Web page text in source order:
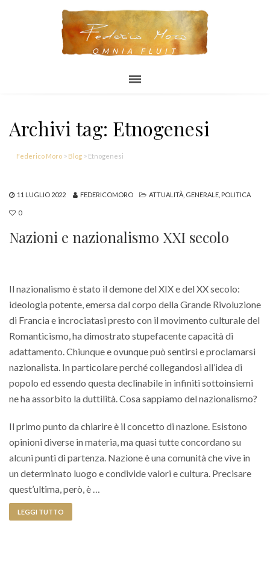
OMNIA FLUIT
Archivi tag: Etnogenesi
Federico Moro > Blog > Etnogenesi
11 LUGLIO 2022 FEDERICOMORO ATTUALITÀ GENERALE POLITICA
0
Nazioni e nazionalismo XXI secolo
Il nazionalismo è stato il demone del XIX e del XX secolo:
ideologia potente, emersa dal corpo della Grande Rivoluzione
di Francia e incrociatasi presto con il movimento culturale del
Romanticismo, ha dimostrato stupefacente capacità di
adattamento. Chiunque e ovunque può sentirsi e proclamarsi
nazionalista. In particolare perché collegandosi all’idea di
popolo ed essendo questa declinabile in infiniti sottoinsiemi
ne ha assorbito la duttilità. Cosa sappiamo del nazionalismo?
Il primo punto da chiarire è il concetto di nazione. Esistono
opinioni diverse in materia, ma quasi tutte concordano su
alcuni punti di partenza. Nazione è una comunità che vive in
un determinato luogo e condivide valori e cultura. Precisare
quest’ultima, però, è …
LEGGI TUTTO